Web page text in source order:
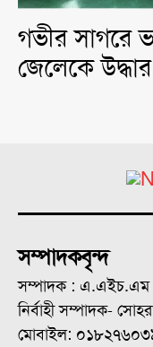
গভীর সাগরে
জেলেকে
সম্পাদকবৃন্দ
সম্পাদক : এ.এইচ.এম
নির্বাহী সম্পাদক-
মোবাইল: